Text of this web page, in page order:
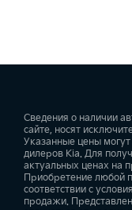
Сведения о наличии
сайте, носят
Указанные цены могут
дилеров Kia. Для
актуальных ценах на
Приобретение любой
соответствии с
продажи.